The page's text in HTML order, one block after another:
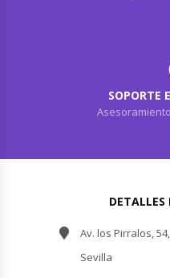
SOPORTE
Av. los Pirralos,
Sevilla